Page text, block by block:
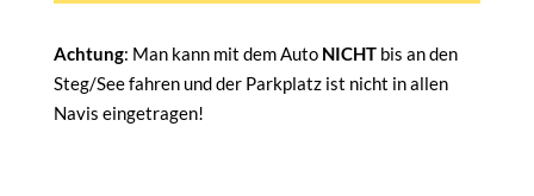
Achtung: Man kann mit dem Auto NICHT bis an den
Steg/See fahren und der Parkplatz ist nicht in allen
Navis eingetragen!